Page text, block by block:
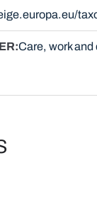
Care, work and